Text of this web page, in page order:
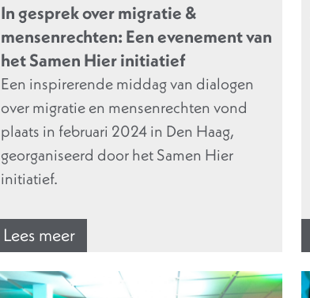
In gesprek over migratie &
mensenrechten: Een evenement van
het Samen Hier initiatief
Een inspirerende middag van dialogen
over migratie en mensenrechten vond
plaats in februari 2024 in Den Haag,
georganiseerd door het Samen Hier
initiatief.
Lees meer